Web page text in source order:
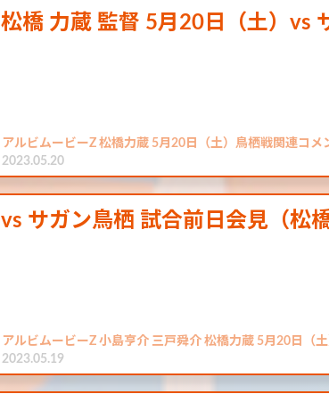
松橋 力蔵 監督 5月20日（土）vs
アルビムービーZ 松橋力蔵 5月20日（土）鳥栖戦関連コメ
2023.05.20
vs サガン鳥栖 試合前日会見（松
アルビムービーZ 小島亨介 三戸舜介 松橋力蔵 5月20日（
2023.05.19